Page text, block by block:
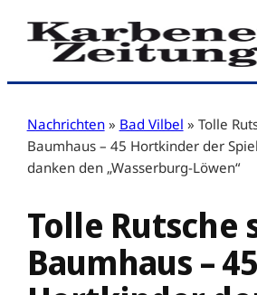
Zum
Inhalt
Nachrichten » Bad Vilbel » Tolle
Baumhaus – 45 Hortkinder der
danken den „Wasserburg-Löwen“
Tolle Rutsche
Baumhaus – 45